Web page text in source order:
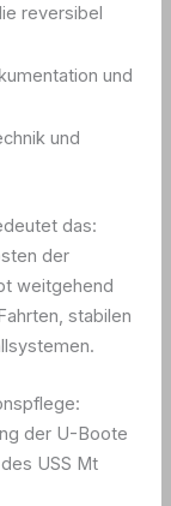
reversibel
und
und
das:
der
weitgehend
stabilen
der U-Boote
USS Mt